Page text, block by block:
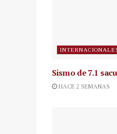
Sismo de 7.1
HACE 2 SEMANAS